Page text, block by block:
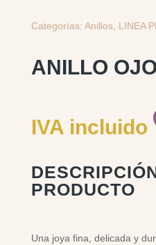
Categorías: Anillos, LINEA
ANILLO
IVA incluido
PRODUCTO
Una joya fina, delicada y